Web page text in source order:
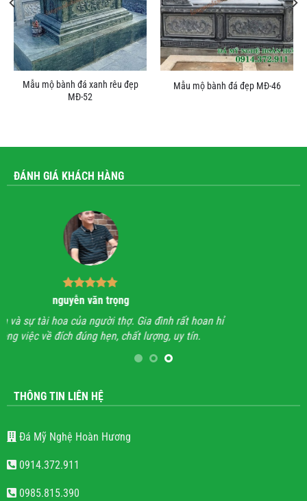
Mẫu mộ bành đá xanh rêu đẹp
MĐ-52
Mẫu mộ bành đá đẹp MĐ-46
ĐÁNH GIÁ KHÁCH HÀNG
Dương Văn Tiến
Sản phẩm của bên em rất đẹp, Thợ làm kĩ lắp đặt cẩn thận,
chất lượng đảm bảo.
hỉ
THÔNG TIN LIÊN HỆ
Đá Mỹ Nghệ Hoàn Hương
0914.372.911
0985.815.390